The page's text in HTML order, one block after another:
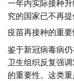
一年内实际接种
究的国家已不再提
疫苗再接种的重要
鉴于新冠病毒病
卫生组织反复强
的重要性。这类